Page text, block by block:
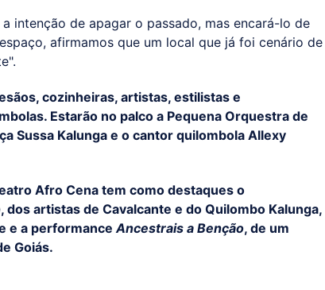
intenção de apagar o passado, mas encará-lo de
afirmamos que um local que já foi cenário de
cozinheiras, artistas, estilistas e
Estarão no palco a Pequena Orquestra de
Sussa Kalunga e o cantor quilombola Allexy
Afro Cena tem como destaques o
, dos artistas de Cavalcante e do Quilombo Kalunga,
e a performance Ancestrais a Benção, de um
Goiás.